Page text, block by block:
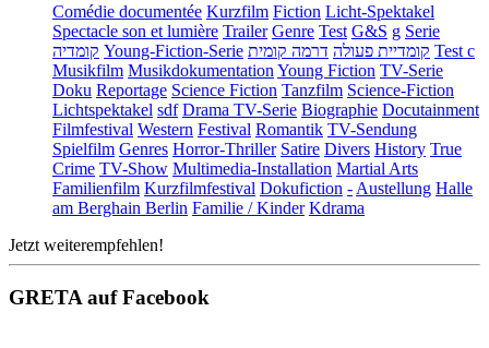
Comédie documentée Kurzfilm Fiction Licht-Spektakel
Spectacle son et lumière Trailer Genre Test G&S g Serie
קומדיה Young-Fiction-Serie קומדיית פעולה דרמה קומית
Test c
Musikfilm Musikdokumentation Young Fiction TV-Serie
Doku Reportage Science Fiction Tanzfilm Science-Fiction
Lichtspektakel sdf Drama TV-Serie Biographie Docutainment
Filmfestival Western Festival Romantik TV-Sendung
Spielfilm Genres Horror-Thriller Satire Divers History True
Crime TV-Show Multimedia-Installation Martial Arts
Familienfilm Kurzfilmfestival Dokufiction - Austellung Halle
am Berghain Berlin Familie / Kinder Kdrama
Jetzt weiterempfehlen!
GRETA auf Facebook